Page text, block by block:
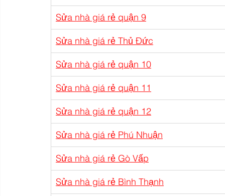
Sửa nhà giá rẻ quận 9
Sửa nhà giá rẻ Thủ Đức
Sửa nhà giá rẻ quận 10
Sửa nhà giá rẻ quận 11
Sửa nhà giá rẻ quận 12
Sửa nhà giá rẻ Phú Nhuận
Sửa nhà giá rẻ Gò Vấp
Sửa nhà giá rẻ Bình Thạnh